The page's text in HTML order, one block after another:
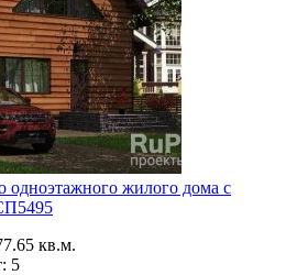
одноэтажного жилого дома с
кв.м.
5